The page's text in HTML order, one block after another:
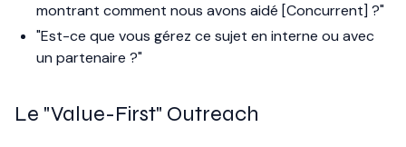
montrant comment nous avons aidé [Concurrent] ?"
"Est-ce que vous gérez ce sujet en interne ou avec
un partenaire ?"
Le "Value-First" Outreach